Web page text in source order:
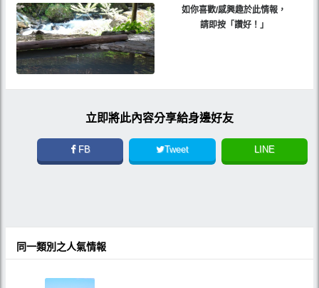
如你喜歡/感興趣於此情報，
請即按「讚好！」
立即將此內容分享給身邊好友
FB Tweet LINE
同一類別之人氣情報